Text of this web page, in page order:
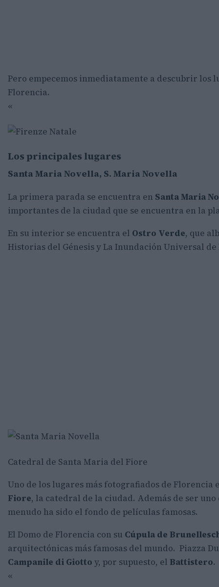
Pero empecemos inmediatamente a descubrir los
Florencia.
«
Los principales lugares
Santa Maria Novella, S. Maria Novella
La primera parada se encuentra en Santa Maria
importantes de la ciudad que se encuentra en la
En su interior se encuentra el Ostro Verde, que
Historias del Génesis y La Inundación Universal de
Catedral de Santa Maria del Fiore
Uno de los lugares más fotografiados de Florencia
Fiore, la catedral de la ciudad. Además de ser
menudo ha sido el fondo de películas famosas.
El Domo de Florencia con su Cúpula de
arquitectónicas más famosas del mundo. Piazza
Campanile di Giotto y, por supuesto, el Battistero.
«